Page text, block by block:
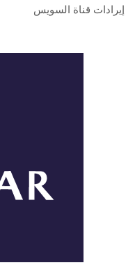
إيرادات قناة السويس